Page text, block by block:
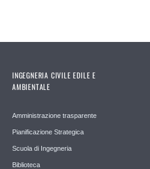
INGEGNERIA CIVILE EDILE E
AMBIENTALE
Amministrazione trasparente
Pianificazione Strategica
Scuola di Ingegneria
Biblioteca